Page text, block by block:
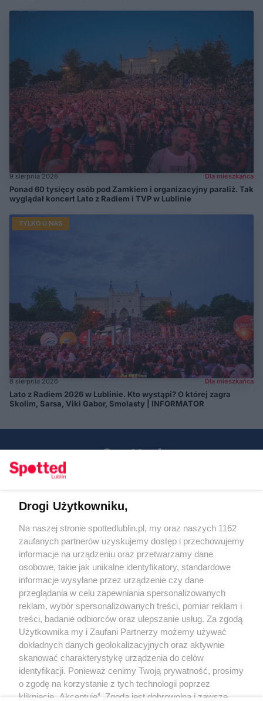
9 sierpnia 2026 Dla mieszkańca
Ponad 60 tysięcy osób pod Zamkiem i organizacyjny paraliż. Tak
wyglądał koncert Lato z Radiem i TVP w Lublinie
TYLKO U NAS
8 sierpnia 2026 Dla mieszkańca
Lato z Radiem 2026 w Lublinie. Kto wystąpi? O której zagra
Skolim, Sarsa, Viki Gabor, Smolasty | INFORMATOR
KATEGORIE
OGŁOSZENIA
WYDARZENIA
NA SKRÓTY
Regulamin
Polityka prywatności
RODO
Warunki korzystania z treści
Drogi Użytkowniku,
Na naszej stronie spottedlublin.pl, my oraz naszych 1162
zaufanych partnerów uzyskujemy dostęp i przechowujemy
informacje na urządzeniu oraz przetwarzamy dane
osobowe, takie jak unikalne identyfikatory, standardowe
informacje wysyłane przez urządzenie czy dane
przeglądania w celu zapewniania spersonalizowanych
reklam, wybór spersonalizowanych treści, pomiar reklam i
treści, badanie odbiorców oraz ulepszanie usług. Za zgodą
Użytkownika my i Zaufani Partnerzy możemy używać
dokładnych danych geolokalizacyjnych oraz aktywnie
skanować charakterystykę urządzenia do celów
identyfikacji. Ponieważ cenimy Twoją prywatność, prosimy
o zgodę na korzystanie z tych technologii poprzez
kliknięcie „Akceptuję”. Zgoda jest dobrowolna i zawsze